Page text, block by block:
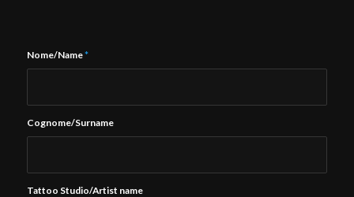
Nome/Name*
Cognome/Surname
Tattoo Studio/Artist name